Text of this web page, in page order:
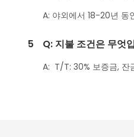
A: 야외에서 18-20년 동
5 Q: 지불 조건은 무엇
A: T/T: 30% 보증금, 잔